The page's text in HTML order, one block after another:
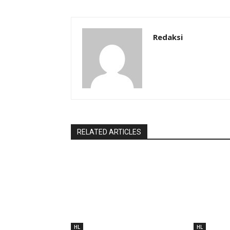
Redaksi
RELATED ARTICLES
HL HL